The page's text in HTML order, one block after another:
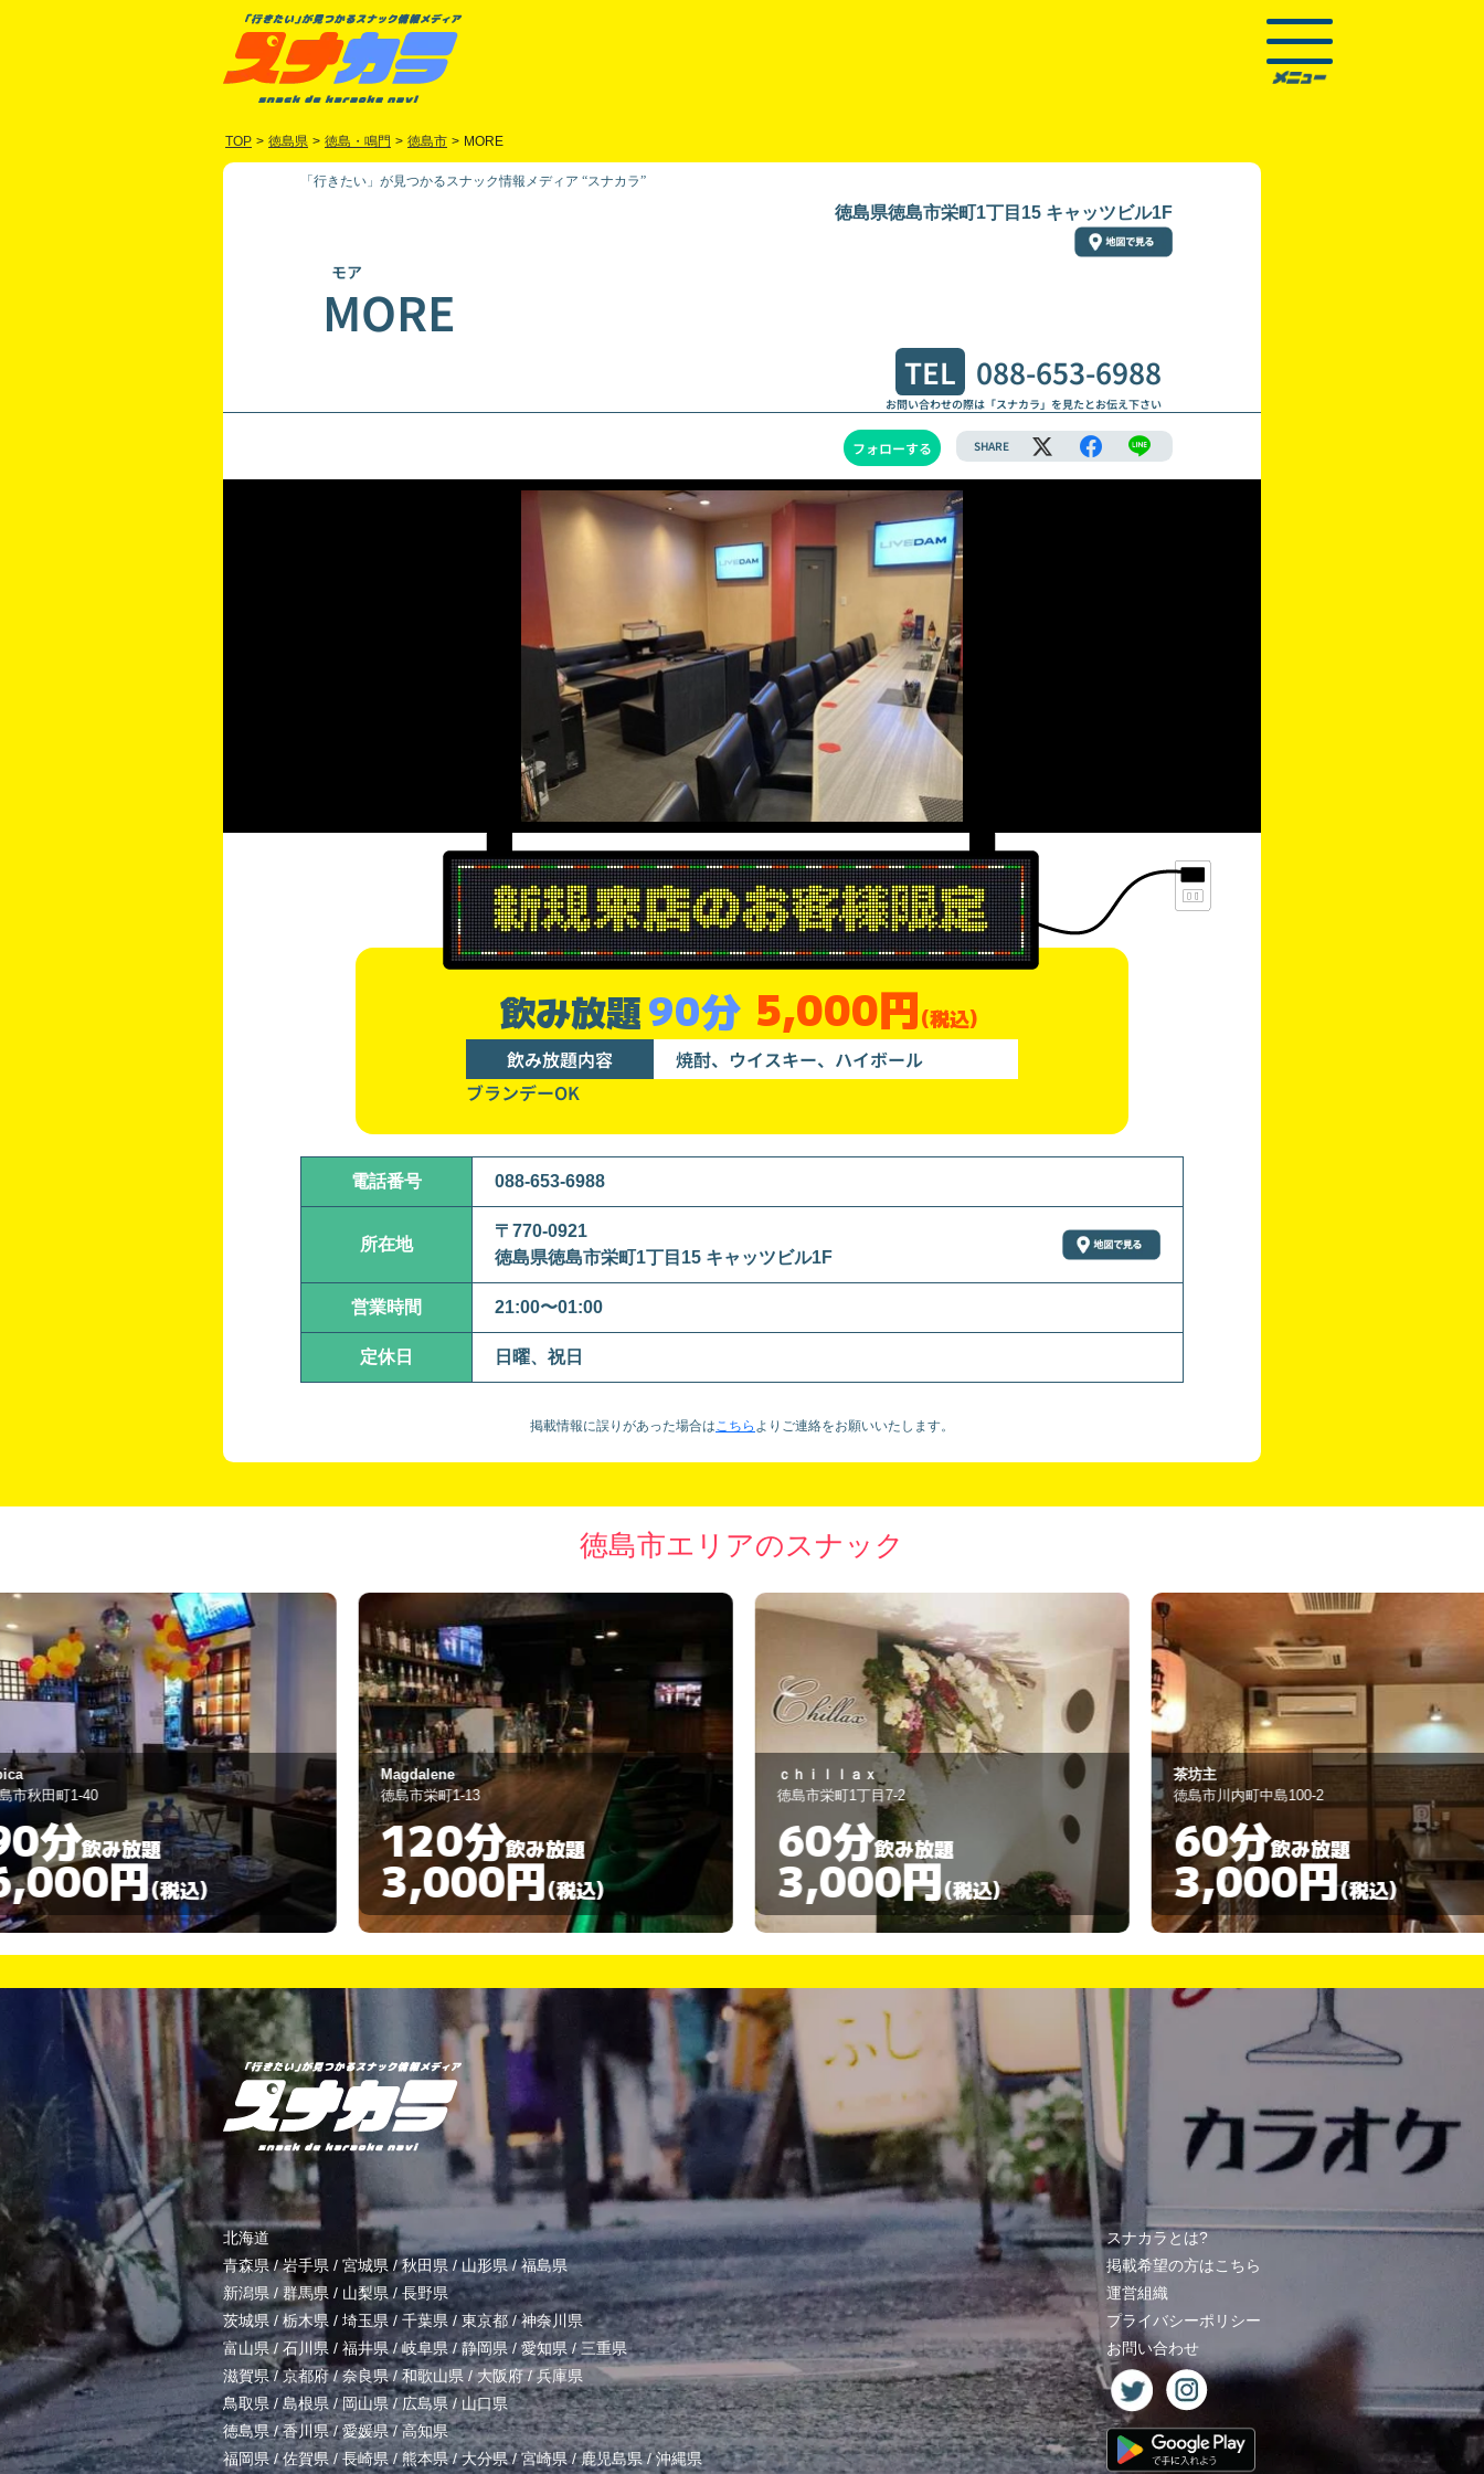
TOP > 徳島県 > 徳島・鳴門 > 徳島市 > MORE
「行きたい」が見つかるスナック情報メディア “スナカラ”
徳島県徳島市栄町1丁目15 キャッツビル1F
モア
MORE
TEL 088-653-6988
お問い合わせの際は「スナカラ」を見たとお伝え下さい
フォローする SHARE
飲み放題90分 5,000円(税込)
飲み放題内容
焼酎、ウイスキー、ハイボール
ブランデーOK
電話番号 088-653-6988
所在地
〒770-0921
徳島県徳島市栄町1丁目15 キャッツビル1F
営業時間 21:00〜01:00
定休日 日曜、祝日
掲載情報に誤りがあった場合はこちら より ご連絡をお願いいたします。
徳島市エリアのスナック
Magdalene
徳島市栄町1-13
120分 飲み放題
3,000円 (税込)
ｃｈｉｌｌａｘ
徳島市栄町1丁目7-2
60分飲み放題
3,000円 (税込)
茶坊主
60分飲み放題
3,000円 (税込)
徳島市秋田町1-9
90分
北海道
青森県/岩手県 / 宮城県 /秋田県 /山形県/福島県
新潟県 / 群馬県 / 山梨県/長野県
茨城県 / 栃木県 / 埼玉県/ 千葉県 /東京都/神奈川県
富山県/ 石川県 / 福井県/岐阜県/静岡県/ 愛知県 / 三重県
滋賀県/京都府/奈良県/和歌山県 /大阪府/兵庫県
鳥取県/島根県/岡山県/広島県/山口県
徳島県/香川県/愛媛県/高知県
福岡県/佐賀県/長崎県 /熊本県/大分県/宮崎県/鹿児島県/沖縄県
スナカラとは?
掲載希望の方はこちら
運営組織
プライバシーポリシー
お問い合わせ